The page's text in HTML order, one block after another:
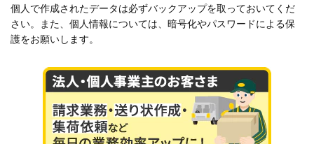
個人で作成されたデータは必ずバックアップを取っておいてくだ
さい。また、個人情報については、暗号化やパスワードによる保
護をお願いします。